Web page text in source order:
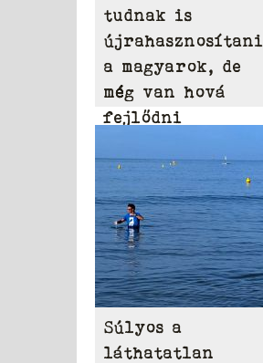
tudnak is
újrahasznosítani
a magyarok, de
még van hová
fejlődni
Súlyos a
láthatatlan